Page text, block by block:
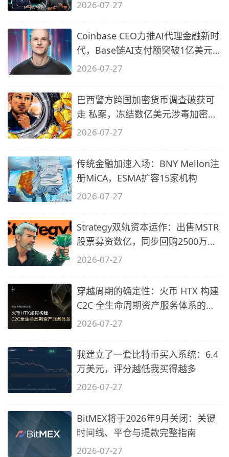
2026-07-27
Coinbase CEO力推AI代理金融新时
代，Base链AI支付额突破1亿美元
大关
2026-07-27
巴西警方跨国加密货币调查破获可
走 私案，冻结数亿美元涉毒加密资
产
2026-07-27
传统金融加速入场：BNY Mellon注
册MiCA，ESMA扩容15家机构
2026-07-27
Strategy双轨资本运作：出售MSTR
股票募资数亿，同步回购2500万美
元STRC
2026-07-27
穿越周期的确定性：火币 HTX 构建
C2C 全生命周期资产服务体系的过
程
2026-07-27
我建立了一套比特币买入系统：6.4
万美元，评分越低我买得越多
2026-07-27
BitMEX将于2026年9月关闭：关键
时间线、平仓与提款完整指南
2026-07-27